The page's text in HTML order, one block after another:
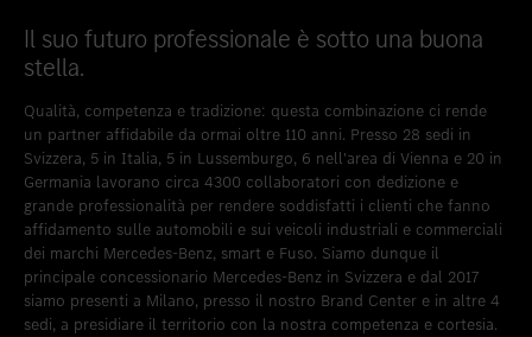
Il suo futuro professionale è sotto una buona
stella.
Qualità, competenza e tradizione: questa combinazione ci rende
un partner affidabile da ormai oltre 110 anni. Presso 28 sedi in
Svizzera, 5 in Italia, 5 in Lussemburgo, 6 nell'area di Vienna e 20 in
Germania lavorano circa 4300 collaboratori con dedizione e
grande professionalità per rendere soddisfatti i clienti che fanno
affidamento sulle automobili e sui veicoli industriali e commerciali
dei marchi Mercedes-Benz, smart e Fuso. Siamo dunque il
principale concessionario Mercedes-Benz in Svizzera e dal 2017
siamo presenti a Milano, presso il nostro Brand Center e in altre 4
sedi, a presidiare il territorio con la nostra competenza e cortesia.